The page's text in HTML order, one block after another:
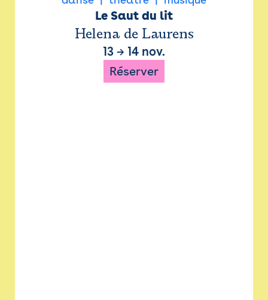
Le Saut du lit
Helena de Laurens
13 → 14 nov.
Réserver